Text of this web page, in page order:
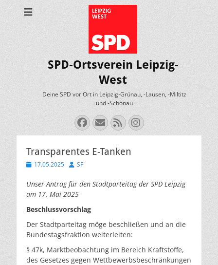
SPD-Ortsverein Leipzig-
West
Deine SPD vor Ort in Leipzig-Grünau, -Lausen, -Miltitz
und -Schönau
Facebook
E-
Mail
FeedInstagram
Transparentes E-Tanken
Veröffentlicht
17.05.2025 Autor
SF
Unser Antrag für den Stadtparteitag der SPD Leipzig
am 17. Mai 2025
Beschlussvorschlag
Der Stadtparteitag möge beschließen und an die
Bundestagsfraktion weiterleiten:
§ 47k, Marktbeobachtung im Bereich Kraftstoffe,
des Gesetzes gegen Wettbewerbsbeschränkungen